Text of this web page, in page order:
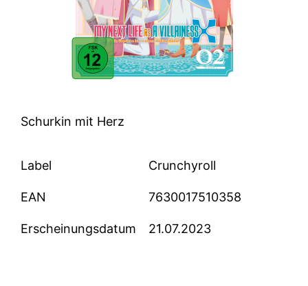
Schurkin mit Herz
Label Crunchyroll
EAN 7630017510358
Erscheinungsdatum 21.07.2023